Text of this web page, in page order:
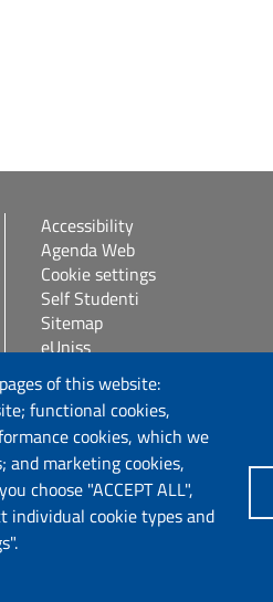
of this website:
functional cookies,
cookies, which we
and marketing cookies,
choose "ACCEPT ALL",
individual cookie types and
Accessibility
Agenda Web
Cookie settings
Self Studenti
Sitemap
eUniss
Follow us